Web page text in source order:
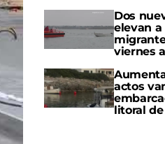
Dos
elevan a
viernes
actos
litoral